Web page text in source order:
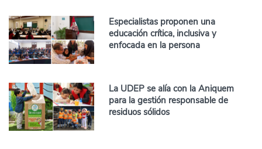
Especialistas proponen una
educación crítica, inclusiva y
enfocada en la persona
La UDEP se alía con la Aniquem
para la gestión responsable de
residuos sólidos